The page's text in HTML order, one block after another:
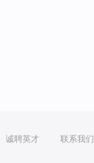
诚聘英才 联系我们